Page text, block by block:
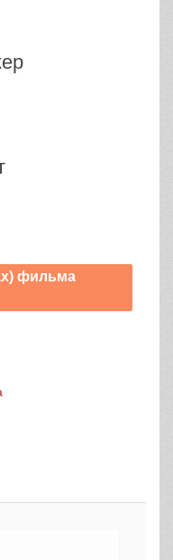
фильма